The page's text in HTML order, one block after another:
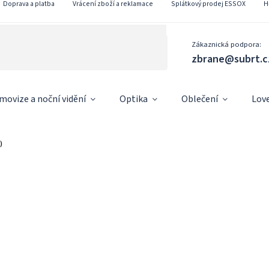
Doprava a platba Vrácení zboží a reklamace Splátkový prodej ESSOX
Zákaznická podpora:
a noční vidění Optika Oblečení